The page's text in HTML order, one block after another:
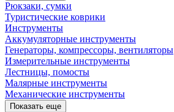
Рюкзаки, сумки
Туристические коврики
Инструменты
Аккумуляторные инструменты
Генераторы, компрессоры, вентиляторы
Измерительные инструменты
Лестницы, помосты
Малярные инструменты
Механические инструменты
Показать еще